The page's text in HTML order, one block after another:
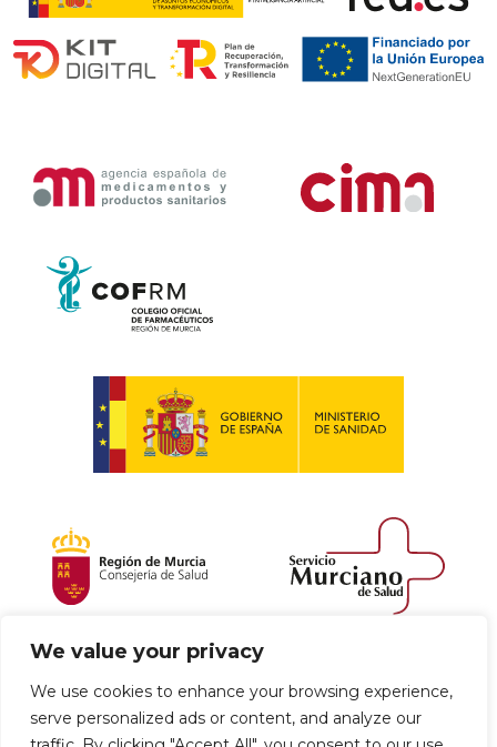
We value your privacy
We use cookies to enhance your browsing experience,
serve personalized ads or content, and analyze our
Política de envío y devoluciones
Política de privacidad Uso de cookies